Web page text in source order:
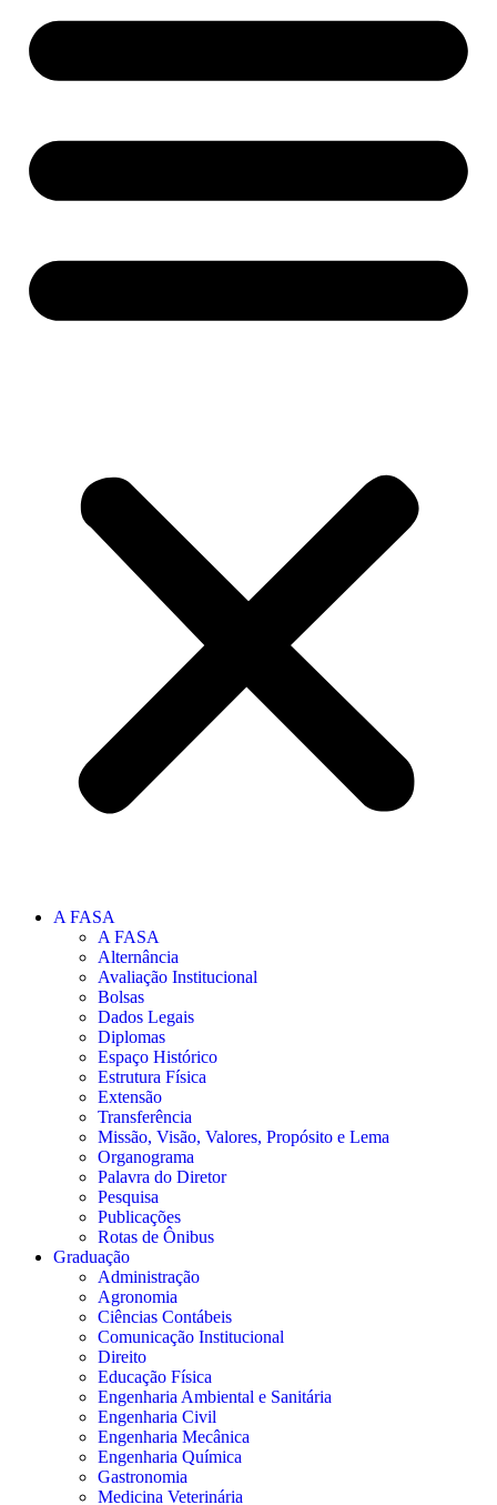
A FASA
A FASA
Alternância
Avaliação Institucional
Bolsas
Dados Legais
Diplomas
Espaço Histórico
Estrutura Física
Extensão
Transferência
Missão, Visão, Valores, Propósito e Lema
Organograma
Palavra do Diretor
Pesquisa
Publicações
Rotas de Ônibus
Graduação
Administração
Agronomia
Ciências Contábeis
Comunicação Institucional
Direito
Educação Física
Engenharia Ambiental e Sanitária
Engenharia Civil
Engenharia Mecânica
Engenharia Química
Gastronomia
Medicina Veterinária